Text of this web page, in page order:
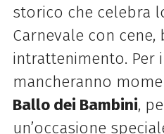
storico che celebra
Carnevale con cene,
intrattenimento. Per
mancheranno
Ballo dei Bambini,
un’occasione